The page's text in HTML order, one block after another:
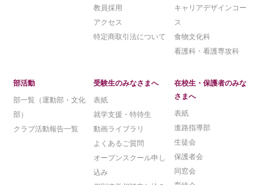
教員採用
アクセス
特定商取引法について
キャリアデザインコー
ス
食物文化科
看護科・看護専攻科
部活動
部一覧（運動部・文化
部）
クラブ活動報告一覧
受験生のみなさまへ
表紙
就学支援・特待生
動画ライブラリ
よくあるご質問
オープンスクール申し
込み
在校生・保護者のみな
さまへ
表紙
進路指導部
生徒会
保護者会
同窓会